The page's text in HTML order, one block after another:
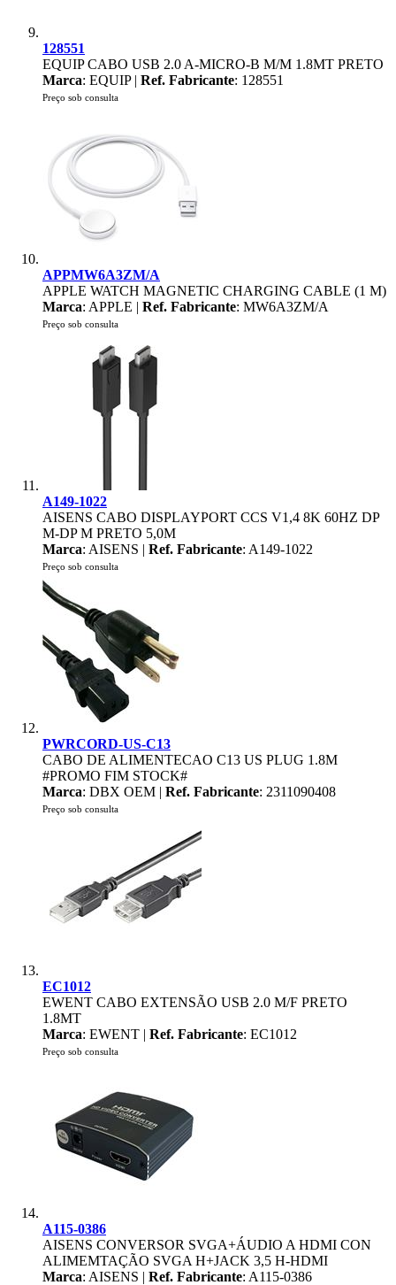
128551
EQUIP CABO USB 2.0 A-MICRO-B M/M 1.8MT PRETO
Marca: EQUIP | Ref. Fabricante: 128551
Preço sob consulta
APPMW6A3ZM/A
APPLE WATCH MAGNETIC CHARGING CABLE (1 M)
Marca: APPLE | Ref. Fabricante: MW6A3ZM/A
Preço sob consulta
A149-1022
AISENS CABO DISPLAYPORT CCS V1,4 8K 60HZ DP
M-DP M PRETO 5,0M
Marca: AISENS | Ref. Fabricante: A149-1022
Preço sob consulta
PWRCORD-US-C13
CABO DE ALIMENTECAO C13 US PLUG 1.8M
#PROMO FIM STOCK#
Marca: DBX OEM | Ref. Fabricante: 2311090408
Preço sob consulta
EC1012
EWENT CABO EXTENSÃO USB 2.0 M/F PRETO
1.8MT
Marca: EWENT | Ref. Fabricante: EC1012
Preço sob consulta
A115-0386
AISENS CONVERSOR SVGA+ÁUDIO A HDMI CON
ALIMEMTAÇÃO SVGA H+JACK 3,5 H-HDMI
Marca: AISENS | Ref. Fabricante: A115-0386